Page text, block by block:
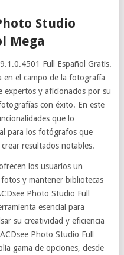
Studio
Mega
Full Español Gratis.
el campo de la fotografía
expertos y aficionados por su
con éxito. En este
que lo
para los fotógrafos que
resultados notables.
los usuarios un
y mantener bibliotecas
Photo Studio Full
esencial para
su creatividad y eficiencia
Photo Studio Full
gama de opciones, desde